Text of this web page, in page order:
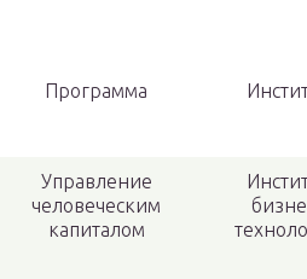
Программа
Управление
человеческим
капиталом